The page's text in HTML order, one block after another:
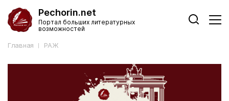
Pechorin.net
Портал больших литературных
возможностей
Главная РАЖ